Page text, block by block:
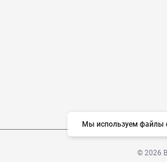
© 2026
Мы используем файлы